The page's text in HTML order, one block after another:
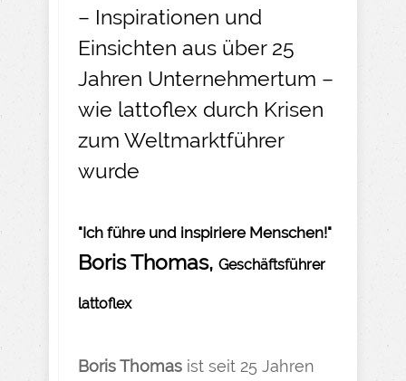
– Inspirationen und
Einsichten aus über 25
Jahren Unternehmertum –
wie lattoflex durch Krisen
zum Weltmarktführer
wurde
"Ich führe und inspiriere Menschen!"
Boris Thomas, Geschäftsführer
lattoflex
Boris Thomas ist seit 25 Jahren